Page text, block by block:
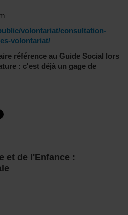
volontariat/consultation-
volontariat/
référence au Guide Social lors
: c'est déjà un gage de
et de l'Enfance :